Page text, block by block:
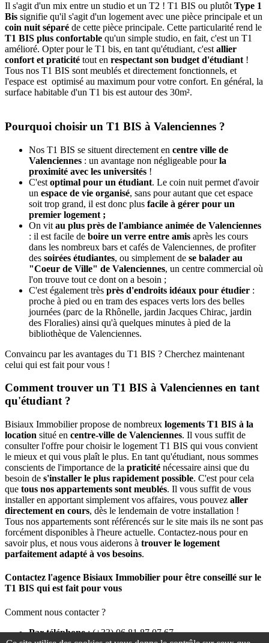
Il s'agit d'un mix entre un studio et un T2 ! T1 BIS ou plutôt Type 1
Bis signifie qu'il s'agit d'un logement avec une pièce principale et un
coin nuit séparé de cette pièce principale. Cette particularité rend le
T1 BIS plus confortable qu'un simple studio, en fait, c'est un T1
amélioré. Opter pour le T1 bis, en tant qu'étudiant, c'est allier
confort et praticité tout en respectant son budget d'étudiant !
Tous nos T1 BIS sont meublés et directement fonctionnels, et
l'espace est optimisé au maximum pour votre confort. En général, la
surface habitable d'un T1 bis est autour des 30m².
Pourquoi choisir un T1 BIS à Valenciennes ?
Nos T1 BIS se situent directement en centre ville de
Valenciennes : un avantage non négligeable pourla
proximité avec les universités !
C'est optimal pour un étudiant. Le coin nuit permet d'avoir
un espace de vie organisé, sans pour autant que cet espace
soit trop grand, il est donc plus facile à gérer pour un
premier logement ;
On vit au plus près de l'ambiance animée de Valenciennes
: il est facile de boire un verre entre amis après les cours
dans les nombreux bars et cafés de Valenciennes, de profiter
des soirées étudiantes, ou simplement de se balader au
"Coeur de Ville" de Valenciennes, un centre commercial où
l'on trouve tout ce dont on a besoin ;
C'est également très près d'endroits idéaux pour étudier :
proche à pied ou en tram des espaces verts lors des belles
journées (parc de la Rhônelle, jardin Jacques Chirac, jardin
des Floralies) ainsi qu'à quelques minutes à pied de la
bibliothèque de Valenciennes.
Convaincu par les avantages du T1 BIS ? Cherchez maintenant
celui qui est fait pour vous !
Comment trouver un T1 BIS à Valenciennes en tant
qu'étudiant ?
Bisiaux Immobilier propose de nombreux logements T1 BIS à la
location situé en centre-ville de Valenciennes. Il vous suffit de
consulter l'offre pour choisir le logement T1 BIS qui vous convient
le mieux et qui vous plaît le plus. En tant qu'étudiant, nous sommes
conscients de l'importance de la praticité nécessaire ainsi que du
besoin de s'installer le plus rapidement possible. C'est pour cela
que tous nos appartements sont meublés. Il vous suffit de vous
installer en apportant simplement vos affaires, vous pouvez aller
directement en cours, dès le lendemain de votre installation !
Tous nos appartements sont référencés sur le site mais ils ne sont pas
forcément disponibles à l'heure actuelle. Contactez-nous pour en
savoir plus, et nous vous aiderons à trouver le logement
parfaitement adapté à vos besoins.
Contactez l'agence Bisiaux Immobilier pour être conseillé sur le
T1 BIS qui est fait pour vous
Comment nous contacter ?
Par téléphone: (+33) 06 81 87 07 67